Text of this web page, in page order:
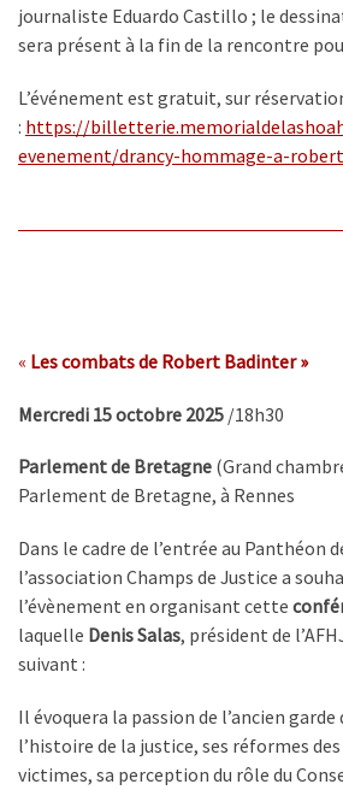
journaliste Eduardo Castillo ; le
sera présent à la fin de la rencontre
L’événement est gratuit, sur
: https://billetterie.
evenement/drancy-hommage-a-
« Les combats de Robert Badinter »
Mercredi 15 octobre 2025 /18h30
Parlement de Bretagne (Grand
Parlement de Bretagne, à Rennes
Dans le cadre de l’entrée au Panthéon
l’association Champs de Justice a
l’évènement en organisant cette
laquelle Denis Salas, président de
suivant :
Il évoquera la passion de l’ancien garde
l’histoire de la justice, ses réformes
victimes, sa perception du rôle du